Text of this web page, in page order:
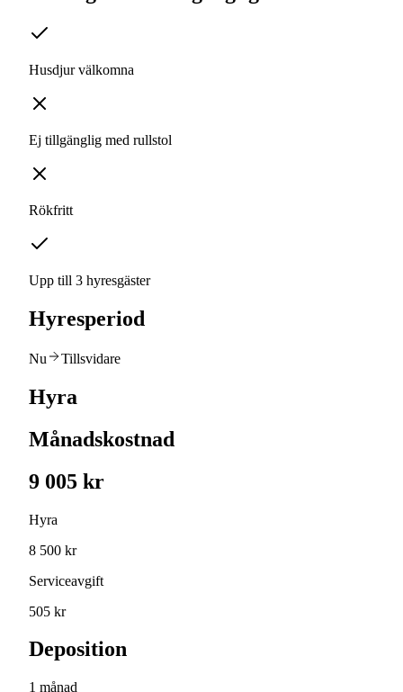
Husdjur välkomna
Ej tillgänglig med rullstol
Rökfritt
Upp till 3 hyresgäster
Hyresperiod
Nu Tillsvidare
Hyra
Månadskostnad
9 005 kr
Hyra
8 500 kr
Serviceavgift
505 kr
Deposition
1 månad